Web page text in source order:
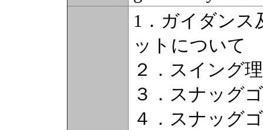
1．ガイダンス
ットについて
２．スイング
３．スナッグ
４．スナッグ